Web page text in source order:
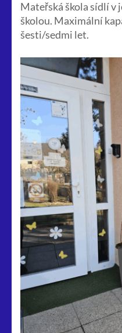
Mateřská škola sídlí v
školou. Maximální
šesti/sedmi let.